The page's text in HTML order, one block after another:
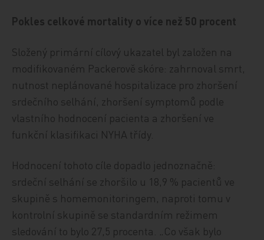
Pokles celkové mortality o více než 50 procent
Složený primární cílový ukazatel byl založen na
modifikovaném Packerově skóre: zahrnoval smrt,
nutnost neplánované hospitalizace pro zhoršení
srdečního selhání, zhoršení symptomů podle
vlastního hodnocení pacienta a zhoršení ve
funkční klasifikaci NYHA třídy.
Hodnocení tohoto cíle dopadlo jednoznačně:
srdeční selhání se zhoršilo u 18,9 % pacientů ve
skupině s homemonitoringem, naproti tomu v
kontrolní skupině se standardním režimem
sledování to bylo 27,5 procenta. „Co však bylo